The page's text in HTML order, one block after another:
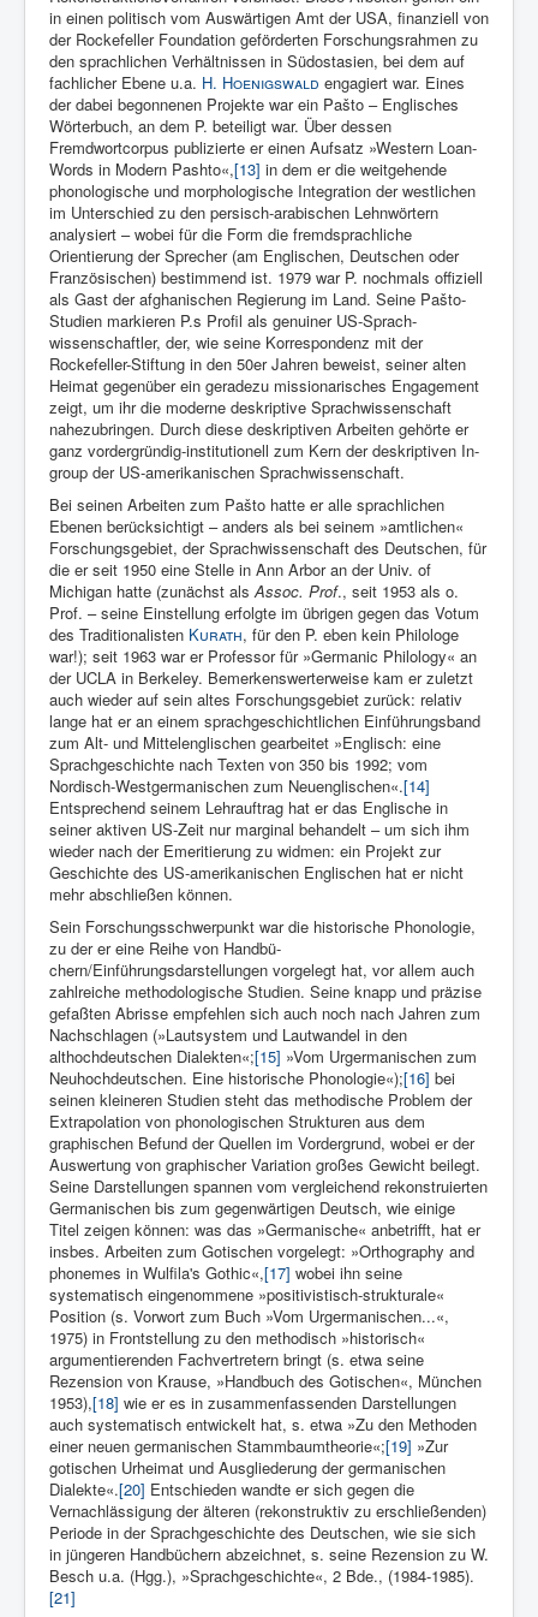
in einen politisch vom Auswärtigen Amt der USA, finanziell von
der Rockefel­ler Foundation geförderten Forschungsrahmen zu
den sprachlichen Verhältnissen in Südostasien, bei dem auf
fachlicher Ebene u.a. H. Hoenigswald engagiert war. Eines
der dabei begonnenen Projekte war ein Pašto – Englisches
Wörterbuch, an dem P. beteiligt war. Über dessen
Fremdwortcorpus publizierte er einen Aufsatz »Western Loan-
Words in Modern Pashto«,[13] in dem er die weitgehende
phonologische und morphologische Integration der westlichen
im Unterschied zu den persisch-arabischen Lehnwörtern
analysiert – wobei für die Form die fremdsprachliche
Orientierung der Sprecher (am Englischen, Deutschen oder
Französischen) bestimmend ist. 1979 war P. nochmals offiziell
als Gast der afghanischen Regierung im Land. Seine Pašto-
Studien markieren P.s Profil als genuiner US-Sprach­
wissenschaftler, der, wie seine Korrespondenz mit der
Rockefeller-Stiftung in den 50er Jahren beweist, seiner alten
Heimat gegenüber ein geradezu missionarisches Engagement
zeigt, um ihr die moderne de­skriptive Sprachwissenschaft
nahezubringen. Durch diese deskriptiven Arbeiten gehörte er
ganz vordergründig-institutionell zum Kern der deskriptiven In-
group der US-amerikanischen Sprachwissenschaft.
Bei seinen Arbeiten zum Pašto hatte er alle sprachlichen
Ebenen berücksichtigt – anders als bei seinem »amtlichen«
Forschungsgebiet, der Sprachwis­senschaft des Deutschen, für
die er seit 1950 eine Stelle in Ann Arbor an der Univ. of
Michigan hatte (zunächst alsAssoc. Prof., seit 1953 als o.
Prof. – seine Einstellung erfolgte im übrigen gegen das Votum
des Traditionalisten Kurath, für den P. eben kein Philologe
war!); seit 1963 war er Professor für »Germanic Philology« an
der UCLA in Berkeley. Bemer­kenswerterweise kam er zuletzt
auch wieder auf sein altes Forschungs­gebiet zurück: relativ
lange hat er an einem sprachgeschichtlichen Einführungsband
zum Alt- und Mittelenglischen gearbeitet »Englisch: eine
Sprachgeschichte nach Texten von 350 bis 1992; vom
Nordisch-Westgermanischen zum Neuenglischen«.[14]
Entsprechend seinem Lehrauftrag hat er das Englische in
seiner aktiven US-Zeit nur marginal behandelt – um sich ihm
wieder nach der Emeritierung zu widmen: ein Projekt zur
Geschichte des US-amerikanischen Englischen hat er nicht
mehr abschließen können.
Sein Forschungsschwerpunkt war die historische Phonologie,
zu der er eine Reihe von Handbü­
chern/Einführungsdarstellungen vorgelegt hat, vor allem auch
zahlreiche methodologische Studien. Seine knapp und präzise
ge­faßten Abrisse empfehlen sich auch noch nach Jahren zum
Nachschla­gen (»Lautsystem und Lautwandel in den
althochdeutschen Dialek­ten«;[15] »Vom Urgermanischen zum
Neuhochdeut­schen. Eine historische Phonologie«);[16] bei
seinen kleineren Studien steht das methodische Problem der
Extra­polation von phonologischen Strukturen aus dem
graphischen Befund der Quellen im Vordergrund, wobei er der
Auswertung von graphischer Variation großes Gewicht beilegt.
Seine Darstellungen spannen vom vergleichend rekonstruierten
Germanischen bis zum ge­genwärtigen Deutsch, wie einige
Titel zeigen können: was das »Germanische« anbetrifft, hat er
insbes. Arbeiten zum Gotischen vorgelegt: »Orthography and
phonemes in Wulfila's Gothic«,[17] wobei ihn seine
systematisch eingenommene »positivistisch-strukturale«
Position (s. Vorwort zum Buch »Vom Urgermanischen...«,
1975) in Frontstellung zu den methodisch »historisch«
argumentierenden Fachvertretern bringt (s. etwa seine
Rezension von Krause, »Hand­buch des Gotischen«, München
1953),[18] wie er es in zusammenfassenden Darstellungen
auch systematisch entwickelt hat, s. etwa »Zu den Methoden
einer neuen germani­schen Stammbaumtheorie«;[19] »Zur
gotischen Urheimat und Aus­gliederung der germanischen
Dialekte«.[20] Entschieden wandte er sich gegen die
Vernachlässigung der älteren (rekonstruktiv zu erschließenden)
Periode in der Sprachgeschichte des Deutschen, wie sie sich
in jüngeren Hand­büchern abzeichnet, s. seine Rezension zu W.
Besch u.a. (Hgg.), »Sprachgeschichte«, 2 Bde., (1984-1985).
[21]